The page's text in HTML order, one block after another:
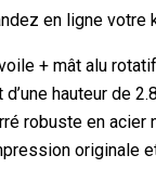
en ligne votre
+ mât alu
d’une hauteur de
robuste en acier
originale